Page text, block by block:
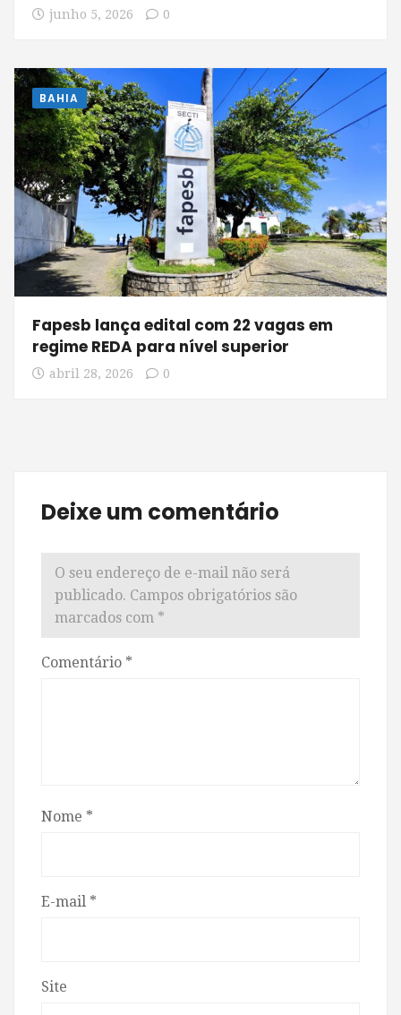
junho 5, 2026 0
BAHIA
Fapesb lança edital com 22 vagas em
regime REDA para nível superior
abril 28, 2026 0
Deixe um comentário
O seu endereço de e-mail não será
publicado. Campos obrigatórios são
marcados com *
Comentário *
Nome *
E-mail *
Site